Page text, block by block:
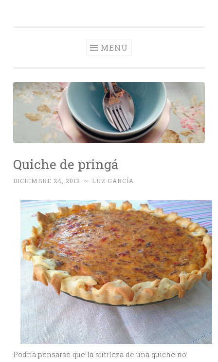
MENU
Quiche de pringá
DICIEMBRE 24, 2013 ~ LUZ GARCÍA
Podría pensarse que la sutileza de una quiche no